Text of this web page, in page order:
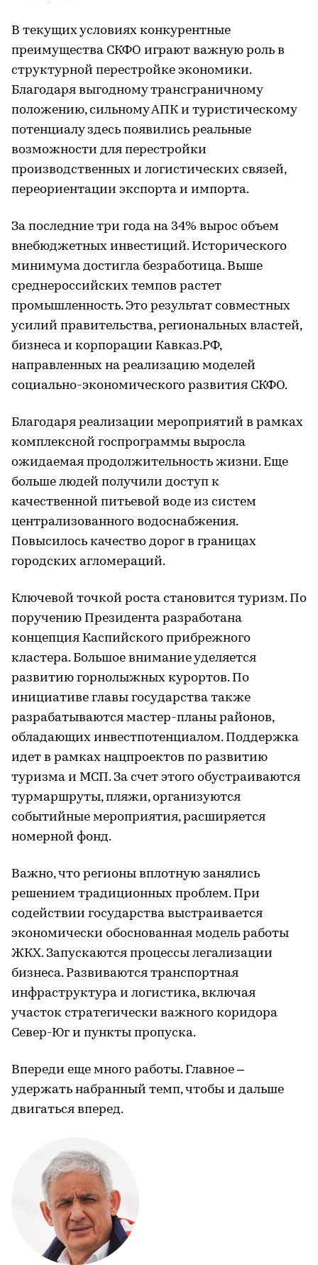
В текущих условиях конкурентные
преимущества СКФО играют важную роль в
структурной перестройке экономики.
Благодаря выгодному трансграничному
положению, сильному АПК и туристическому
потенциалу здесь появились реальные
возможности для перестройки
производственных и логистических связей,
переориентации экспорта и импорта.
За последние три года на 34% вырос объем
внебюджетных инвестиций. Исторического
минимума достигла безработица. Выше
среднероссийских темпов растет
промышленность. Это результат совместных
усилий правительства, региональных властей,
бизнеса и корпорации Кавказ.РФ,
направленных на реализацию моделей
социально-экономического развития СКФО.
Благодаря реализации мероприятий в рамках
комплексной госпрограммы выросла
ожидаемая продолжительность жизни. Еще
больше людей получили доступ к
качественной питьевой воде из систем
централизованного водоснабжения.
Повысилось качество дорог в границах
городских агломераций.
Ключевой точкой роста становится туризм. По
поручению Президента разработана
концепция Каспийского прибрежного
кластера. Большое внимание уделяется
развитию горнолыжных курортов. По
инициативе главы государства также
разрабатываются мастер-планы районов,
обладающих инвестпотенциалом. Поддержка
идет в рамках нацпроектов по развитию
туризма и МСП. За счет этого обустраиваются
турмаршруты, пляжи, организуются
событийные мероприятия, расширяется
номерной фонд.
Важно, что регионы вплотную занялись
решением традиционных проблем. При
содействии государства выстраивается
экономически обоснованная модель работы
ЖКХ. Запускаются процессы легализации
бизнеса. Развиваются транспортная
инфраструктура и логистика, включая
участок стратегически важного коридора
Север-Юг и пункты пропуска.
Впереди еще много работы. Главное –
удержать набранный темп, чтобы и дальше
двигаться вперед.